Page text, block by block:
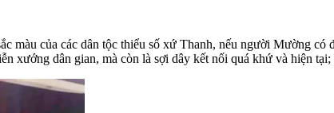
màu của các dân tộc thiểu số xứ Thanh, nếu người Mường
xướng dân gian, mà còn là sợi dây kết nối quá khứ và hiện